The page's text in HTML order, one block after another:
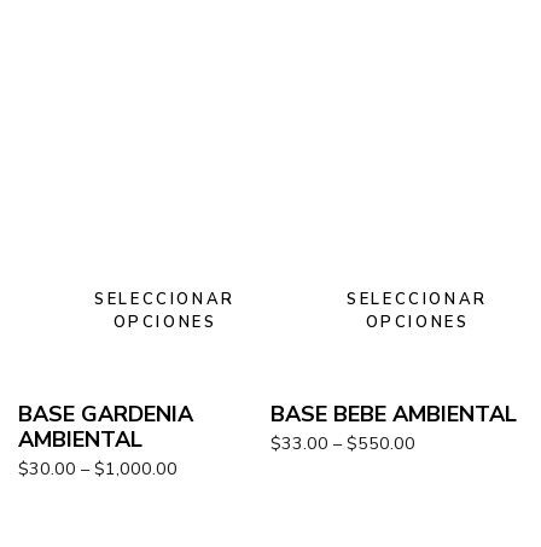
SELECCIONAR
OPCIONES
BASE GARDENIA
AMBIENTAL
$30.00 – $1,000.00
SELECCIONAR
OPCIONES
BASE BEBE AMBIENTAL
$33.00 – $550.00